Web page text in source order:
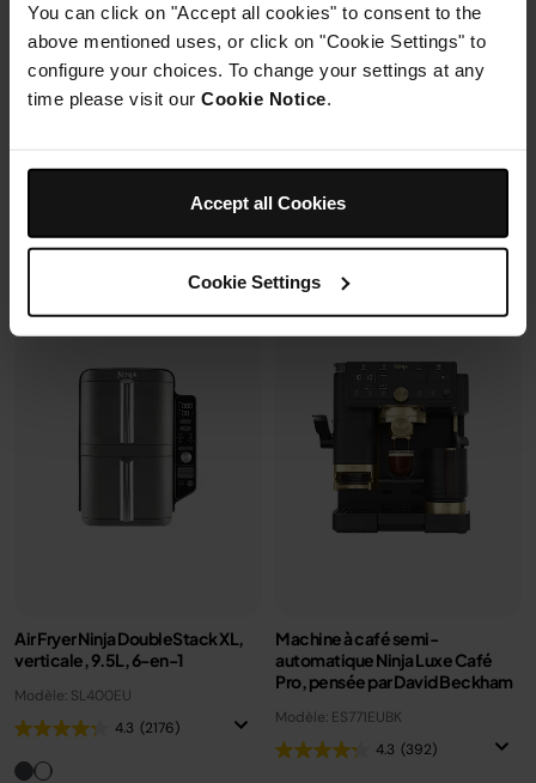
You can click on "Accept all cookies" to consent to the
above mentioned uses, or click on "Cookie Settings" to
configure your choices. To change your settings at any
time please visit our Cookie Notice.
Accept all Cookies
Cookie Settings
avec un même récipient.
Modulaire, compact, facile à
ranger et emporter.
119,99 €
Air Fryer Ninja DoubleStack XL,
verticale, 9.5L, 6-en-1
Modèle: SL400EU
4.3 (2176)
Machine à café semi-
automatique Ninja Luxe Café
Pro, pensée par David Beckham
Modèle: ES771EUBK
4.3 (392)